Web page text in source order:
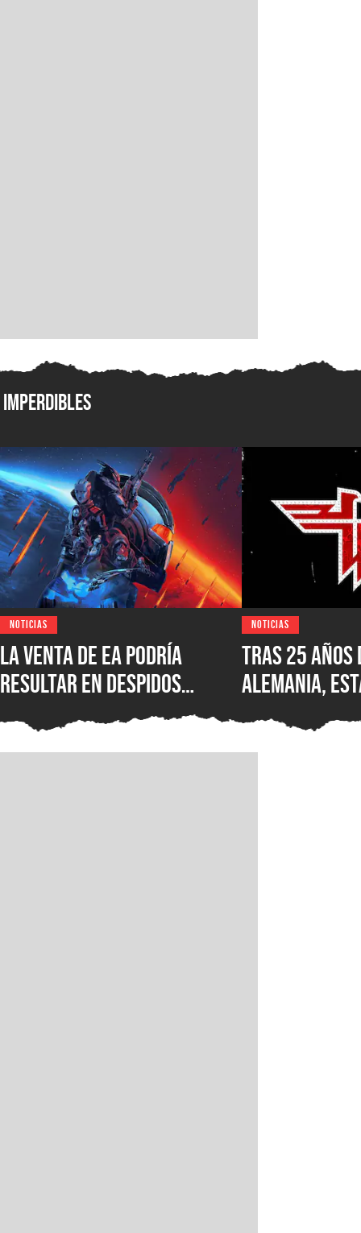
Imperdibles
NOTICIAS
La venta de EA podría
resultar en despidos
masivos y la venta de
estudios como BioWare,
NOTICIAS
Tras 25 años
Alemania,
disponible